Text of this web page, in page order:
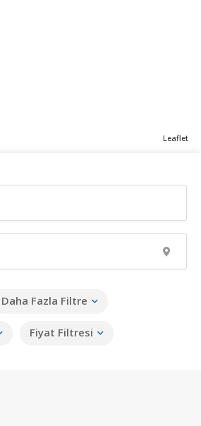
Daha Fazla Filtre
Fiyat Filtresi
Leaflet